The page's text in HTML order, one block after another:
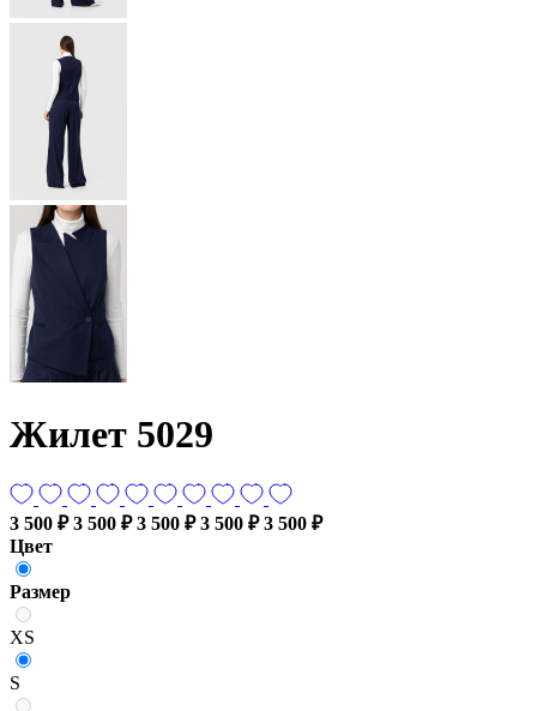
Жилет 5029
3 500 ₽ 3 500 ₽ 3 500 ₽ 3 500 ₽ 3 500 ₽
Цвет
Размер
XS
S